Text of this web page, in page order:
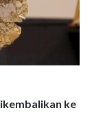
ke